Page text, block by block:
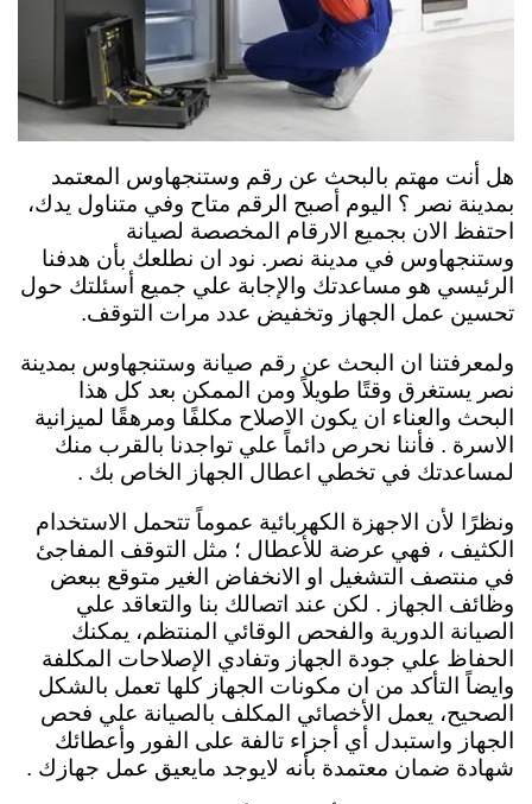
هل أنت مهتم بالبحث عن رقم وستنجهاوس المعتمد
بمدينة نصر ؟ اليوم أصبح الرقم متاح وفي متناول يدك،
احتفظ الان بجميع الارقام المخصصة لصيانة
وستنجهاوس في مدينة نصر. نود ان نطلعك بأن هدفنا
الرئيسي هو مساعدتك والإجابة علي جميع أسئلتك حول
تحسين عمل الجهاز وتخفيض عدد مرات التوقف.
ولمعرفتنا ان البحث عن رقم صيانة وستنجهاوس بمدينة
نصر يستغرق وقتًا طويلاً ومن الممكن بعد كل هذا
البحث والعناء ان يكون الاصلاح مكلفًا ومرهقًا لميزانية
الاسرة . فأننا نحرص دائماً علي تواجدنا بالقرب منك
لمساعدتك في تخطي اعطال الجهاز الخاص بك .
ونظرًا لأن الاجهزة الكهربائية عموماً تتحمل الاستخدام
الكثيف ، فهي عرضة للأعطال ؛ مثل التوقف المفاجئ
في منتصف التشغيل او الانخفاض الغير متوقع ببعض
وظائف الجهاز . لكن عند اتصالك بنا والتعاقد علي
الصيانة الدورية والفحص الوقائي المنتظم، يمكنك
الحفاظ علي جودة الجهاز وتفادي الإصلاحات المكلفة
وايضاً التأكد من ان مكونات الجهاز كلها تعمل بالشكل
الصحيح، يعمل الأخصائي المكلف بالصيانة علي فحص
الجهاز واستبدل أي أجزاء تالفة على الفور وأعطائك
شهادة ضمان معتمدة بأنه لايوجد مايعيق عمل جهازك .